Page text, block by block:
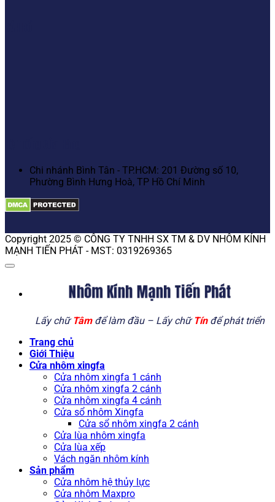
Chi nhánh Bình Tân - TP.HCM: 201 Đường số 10,
Phường Bình Hưng Hoà, TP Hồ Chí Minh
Copyright 2025 © CÔNG TY TNHH SX TM & DV NHÔM KÍNH
MẠNH TIẾN PHÁT - MST: 0319269365
Nhôm Kính Mạnh Tiến Phát
Lấy chữTâmđể làm đầu – Lấy chữTínđể phát triển
Trang chủ
Giới Thiệu
Cửa nhôm xingfa
Cửa nhôm xingfa 1 cánh
Cửa nhôm xingfa 2 cánh
Cửa nhôm xingfa 4 cánh
Cửa sổ nhôm Xingfa
Cửa sổ nhôm xingfa 2 cánh
Cửa lùa nhôm xingfa
Cửa lùa xếp
Vách ngăn nhôm kính
Sản phẩm
Cửa nhôm hệ thủy lực
Cửa nhôm Maxpro